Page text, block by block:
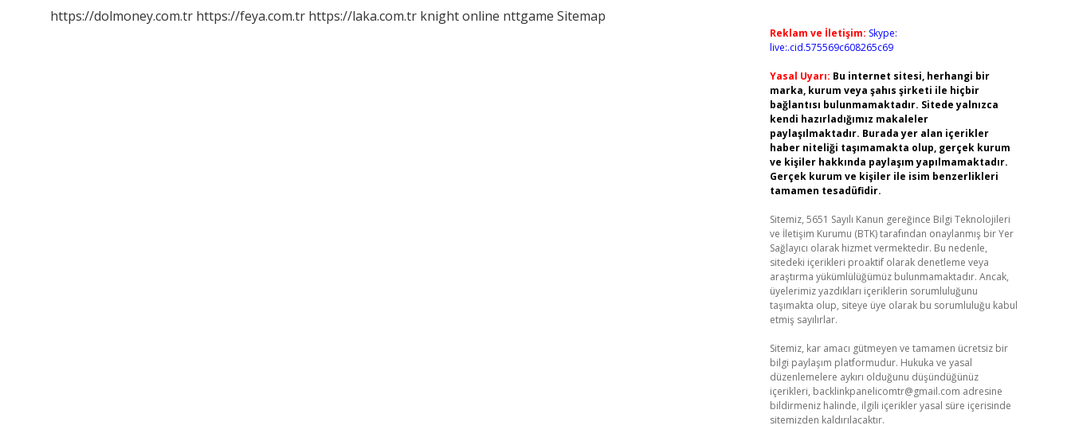
https://dolmoney.com.tr https://feya.com.tr https://laka.com.tr knight online nttgame Sitemap
Reklam ve İletişim: Skype:
live:.cid.575569c608265c69
Yasal Uyarı: Bu internet sitesi, herhangi bir
marka, kurum veya şahıs şirketi ile hiçbir
bağlantısı bulunmamaktadır. Sitede yalnızca
kendi hazırladığımız makaleler
paylaşılmaktadır. Burada yer alan içerikler
haber niteliği taşımamakta olup, gerçek kurum
ve kişiler hakkında paylaşım yapılmamaktadır.
Gerçek kurum ve kişiler ile isim benzerlikleri
tamamen tesadüfidir.
Sitemiz, 5651 Sayılı Kanun gereğince Bilgi Teknolojileri
ve İletişim Kurumu (BTK) tarafından onaylanmış bir Yer
Sağlayıcı olarak hizmet vermektedir. Bu nedenle,
sitedeki içerikleri proaktif olarak denetleme veya
araştırma yükümlülüğümüz bulunmamaktadır. Ancak,
üyelerimiz yazdıkları içeriklerin sorumluluğunu
taşımakta olup, siteye üye olarak bu sorumluluğu kabul
etmiş sayılırlar.
Sitemiz, kar amacı gütmeyen ve tamamen ücretsiz bir
bilgi paylaşım platformudur. Hukuka ve yasal
düzenlemelere aykırı olduğunu düşündüğünüz
içerikleri, backlinkpanelicomtr@gmail.com adresine
bildirmeniz halinde, ilgili içerikler yasal süre içerisinde
sitemizden kaldırılacaktır.